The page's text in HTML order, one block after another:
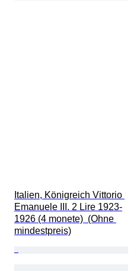
Italien, Königreich Vittorio
Emanuele III. 2 Lire 1923-
1926 (4 monete)  (Ohne
mindestpreis)